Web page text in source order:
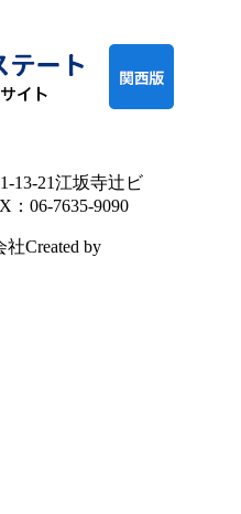
13-21江坂寺辻ビ
：06-7635-9090
社Created by